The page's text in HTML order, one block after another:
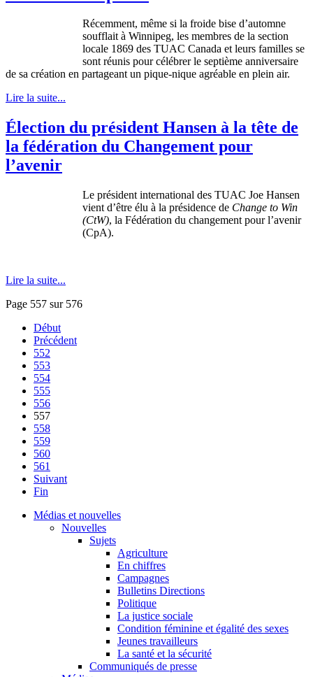
Récemment, même si la froide bise d’automne
soufflait à Winnipeg, les membres de la section
locale 1869 des TUAC Canada et leurs familles se
sont réunis pour célébrer le septième anniversaire
de sa création en partageant un pique-nique agréable en plein air.
Lire la suite...
Élection du président Hansen à la tête de
la fédération du Changement pour
l’avenir
Le président international des TUAC Joe Hansen
vient d’être élu à la présidence de Change to Win
(CtW), la Fédération du changement pour l’avenir
(CpA).
Lire la suite...
Page 557 sur 576
Début
Précédent
552
553
554
555
556
557
558
559
560
561
Suivant
Fin
Médias et nouvelles
Nouvelles
Sujets
Agriculture
En chiffres
Campagnes
Bulletins Directions
Politique
La justice sociale
Condition féminine et égalité des sexes
Jeunes travailleurs
La santé et la sécurité
Communiqués de presse